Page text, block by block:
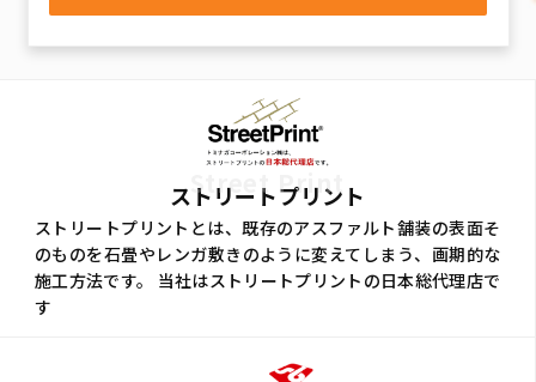
Street Print
ストリートプリント
ストリートプリントとは、既存のアスファルト舗装の表面そ
のものを石畳やレンガ敷きのように変えてしまう、画期的な
施工方法です。 当社はストリートプリントの日本総代理店で
す